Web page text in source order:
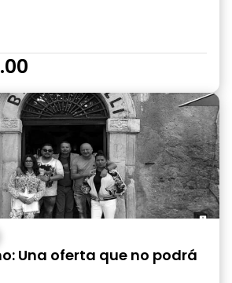
Una oferta que no podrá